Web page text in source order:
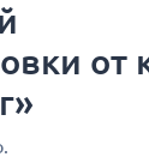
от